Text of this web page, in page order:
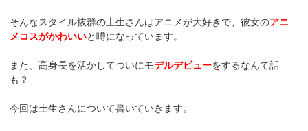
そんなスタイル抜群の土生さんはアニメが大好きで、彼女のアニ
メコスがかわいいと噂になっています。
また、高身長を活かしてついにモデルデビューをするなんて話
も？
今回は土生さんについて書いていきます。